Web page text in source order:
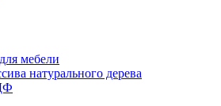
мебели
натурального дерева